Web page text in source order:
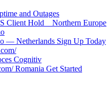
and Outages
Client Hold _ Northern Europe
— Netherlands Sign Up Today
Cognitiv
Romania Get Started